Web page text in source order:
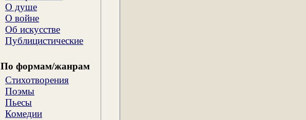
О душе
О войне
Об искусстве
Публицистические
По формам/жанрам
Стихотворения
Поэмы
Пьесы
Комедии